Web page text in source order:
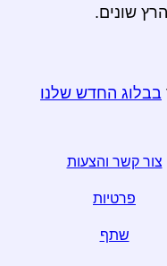
שונים.
בבלוג החדש שלנו
צור קשר והצעות
פרטיות
שתף